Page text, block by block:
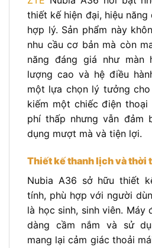
thiết kế hiện đại, hiệu
hợp lý. Sản phẩm này
nhu cầu cơ bản mà còn
năng đáng giá như màn
lượng cao và hệ điều
một lựa chọn lý tưởng
kiếm một chiếc điện
phí thấp nhưng vẫn đảm
dụng mượt mà và tiện lợi.
Thiết kế thanh lịch và thời
Nubia A36 sở hữu thiết
tính, phù hợp với người
là học sinh, sinh viên.
dàng cầm nắm và sử
mang lại cảm giác thoải